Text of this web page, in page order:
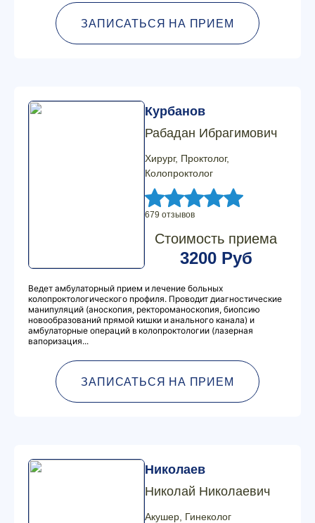
ЗАПИСАТЬСЯ НА ПРИЕМ
Курбанов
Рабадан Ибрагимович
Хирург, Проктолог,
Колопроктолог
679 отзывов
Стоимость приема
3200 Руб
Ведет амбулаторный прием и лечение больных
колопроктологического профиля. Проводит диагностические
манипуляций (аноскопия, ректороманоскопия, биопсию
новообразований прямой кишки и анального канала) и
амбулаторные операций в колопроктологии (лазерная
вапоризация...
ЗАПИСАТЬСЯ НА ПРИЕМ
Николаев
Николай Николаевич
Акушер, Гинеколог